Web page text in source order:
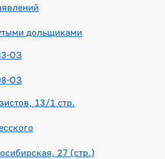
дольщиками
ОЗ
ОЗ
13/1 стр.
27 (стр.)